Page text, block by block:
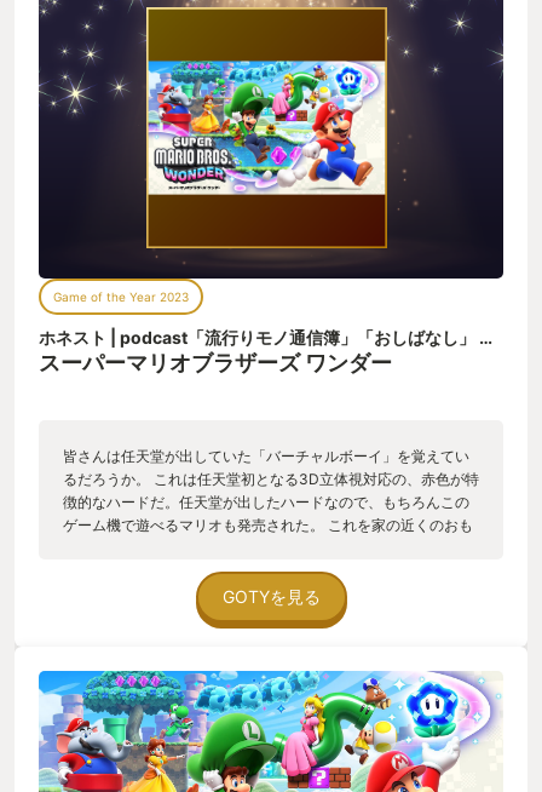
Game of the Year 2023
ホネスト | podcast「流行りモノ通信簿」「おしばなし」
スーパーマリオブラザーズ ワンダー
皆さんは任天堂が出していた「バーチャルボーイ」を覚えてい
るだろうか。 これは任天堂初となる3D立体視対応の、赤色が特
徴的なハードだ。任天堂が出したハードなので、もちろんこの
ゲーム機で遊べるマリオも発売された。 これを家の近くのおも
とマリオが画面の奥の方にあるコースを歩くのだ。 もちろん手
前にも戻って来る。 ゲームはここまで進化したのか、と幼心
に、目を赤色にやられてチカチカしながら感じていた。それが
きのある移動もしっかり取り入れている、過去作をぎゅっと集
めて更に進化させたのが「スーパーマリオブラザーズ ワンダ
ー」だと、私は思う。 ついつい次の面に進んでしまうあのワク
ワクと、新しいアイテムにドキドキしながら楽しめる、そんな
作品。 今までと少し違ったコースBGMとともに是非。
GOTYを見る